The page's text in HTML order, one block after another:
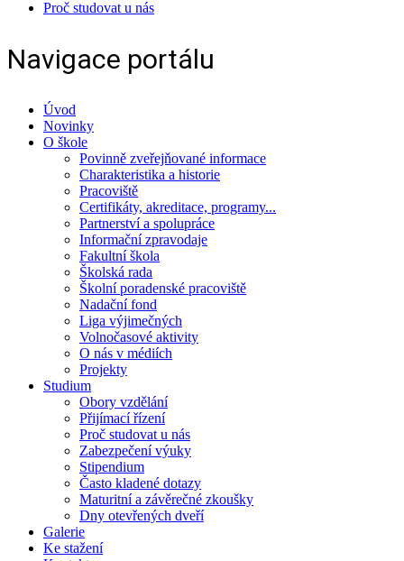
Proč studovat u nás
Navigace portálu
Úvod
Novinky
O škole
Povinně zveřejňované informace
Charakteristika a historie
Pracoviště
Certifikáty, akreditace, programy...
Partnerství a spolupráce
Informační zpravodaje
Fakultní škola
Školská rada
Školní poradenské pracoviště
Nadační fond
Liga výjimečných
Volnočasové aktivity
O nás v médiích
Projekty
Studium
Obory vzdělání
Přijímací řízení
Proč studovat u nás
Zabezpečení výuky
Stipendium
Často kladené dotazy
Maturitní a závěrečné zkoušky
Dny otevřených dveří
Galerie
Ke stažení